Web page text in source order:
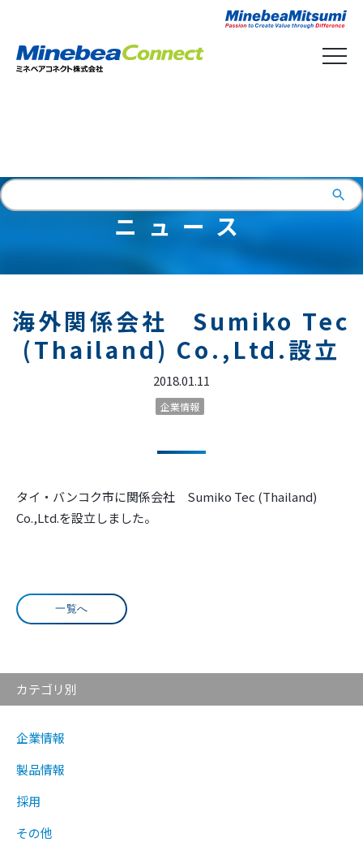
ニュース
海外関係会社 Sumiko Tec
(Thailand) Co.,Ltd.設立
2018.01.11
企業情報
タイ・バンコク市に関係会社 Sumiko Tec (Thailand)
Co.,Ltd.を設立しました。
一覧へ
カテゴリ別
企業情報
製品情報
採用
その他